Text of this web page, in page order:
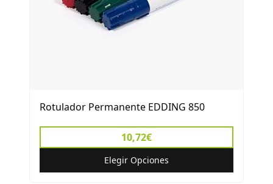
Rotulador Permanente EDDING 850
10,72€
Elegir Opciones